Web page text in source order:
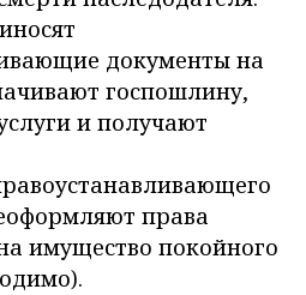
документы на
госпошлину,
и получают
права
имущество покойного